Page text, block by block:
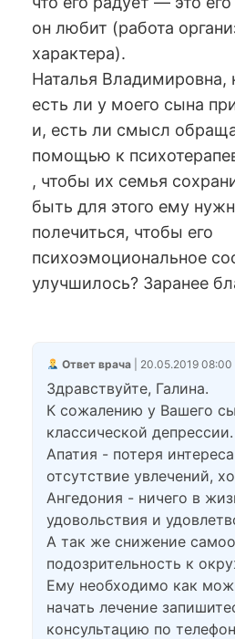
он любит (работа
характера).
Наталья Владимировна,
есть ли у моего сына
и, есть ли смысл
помощью к
, чтобы их семья
быть для этого ему
полечиться, чтобы его
психоэмоциональное
улучшилось? Заранее
Ответ врача| 20.05.2019 08:00
Здравствуйте, Галина.
К сожалению у Вашего
классической депрессии.
Апатия - потеря
отсутствие увлечений,
Ангедония - ничего в
удовольствия и
А так же снижение
подозрительность к
Ему необходимо как
начать лечение
консультацию по